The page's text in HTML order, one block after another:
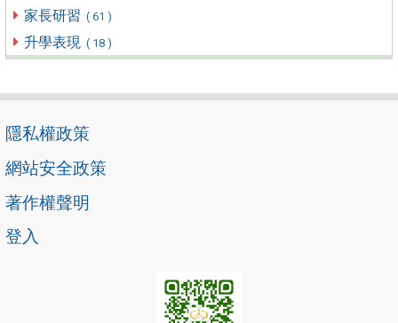
家長研習 ( 61 )
升學表現 ( 18 )
隱私權政策
網站安全政策
著作權聲明
登入